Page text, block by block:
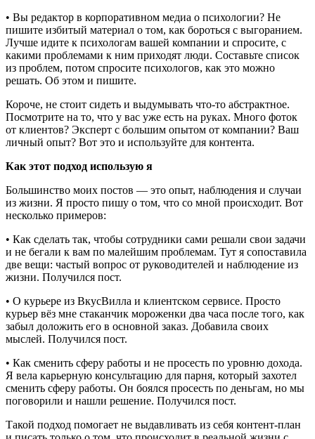
• Вы редактор в корпоративном медиа о психологии? Не
пишите избитый материал о том, как бороться с выгоранием.
Лучше идите к психологам вашей компании и спросите, с
какими проблемами к ним приходят люди. Составьте список
из проблем, потом спросите психологов, как это можно
решать. Об этом и пишите.
Короче, не стоит сидеть и выдумывать что-то абстрактное.
Посмотрите на то, что у вас уже есть на руках. Много фоток
от клиентов? Эксперт с большим опытом от компании? Ваш
личный опыт? Вот это и используйте для контента.
Как этот подход использую я
Большинство моих постов — это опыт, наблюдения и случаи
из жизни. Я просто пишу о том, что со мной происходит. Вот
несколько примеров:
• Как сделать так, чтобы сотрудники сами решали свои задачи
и не бегали к вам по малейшим проблемам. Тут я сопоставила
две вещи: частый вопрос от руководителей и наблюдение из
жизни. Получился пост.
• О курьере из ВкусВилла и клиентском сервисе. Просто
курьер вёз мне стаканчик мороженки два часа после того, как
забыл доложить его в основной заказ. Добавила своих
мыслей. Получился пост.
• Как сменить сферу работы и не просесть по уровню дохода.
Я вела карьерную консультацию для парня, который захотел
сменить сферу работы. Он боялся просесть по деньгам, но мы
поговорили и нашли решение. Получился пост.
Такой подход помогает не выдавливать из себя контент-план